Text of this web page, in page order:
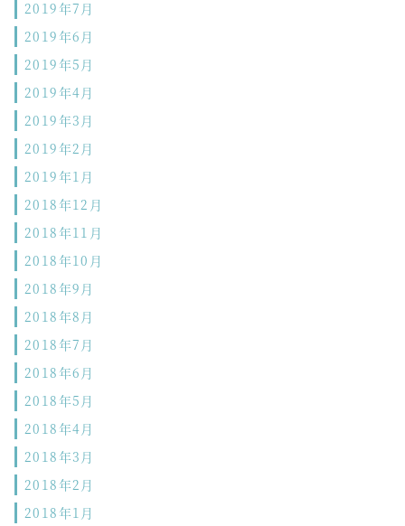
2019年7月
2019年6月
2019年5月
2019年4月
2019年3月
2019年2月
2019年1月
2018年12月
2018年11月
2018年10月
2018年9月
2018年8月
2018年7月
2018年6月
2018年5月
2018年4月
2018年3月
2018年2月
2018年1月